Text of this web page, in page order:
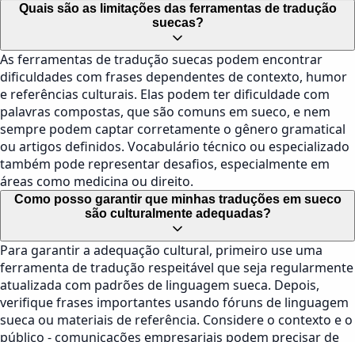
Quais são as limitações das ferramentas de tradução
suecas?
As ferramentas de tradução suecas podem encontrar
dificuldades com frases dependentes de contexto, humor
e referências culturais. Elas podem ter dificuldade com
palavras compostas, que são comuns em sueco, e nem
sempre podem captar corretamente o gênero gramatical
ou artigos definidos. Vocabulário técnico ou especializado
também pode representar desafios, especialmente em
áreas como medicina ou direito.
Como posso garantir que minhas traduções em sueco
são culturalmente adequadas?
Para garantir a adequação cultural, primeiro use uma
ferramenta de tradução respeitável que seja regularmente
atualizada com padrões de linguagem sueca. Depois,
verifique frases importantes usando fóruns de linguagem
sueca ou materiais de referência. Considere o contexto e o
público - comunicações empresariais podem precisar de